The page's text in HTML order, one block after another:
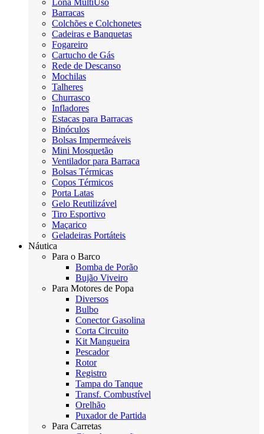
Lona MultiUso
Barracas
Colchões e Colchonetes
Cadeiras e Banquetas
Fogareiro
Cartucho de Gás
Rede de Descanso
Mochilas
Talheres
Churrasco
Infladores
Estacas para Barracas
Binóculos
Bolsas Impermeáveis
Mini Mosquetão
Ventilador para Barraca
Bolsas Térmicas
Copos Térmicos
Porta Latas
Gelo Reutilizável
Tiro Esportivo
Maçarico
Geladeiras Portáteis
Náutica
Para o Barco
Bomba de Porão
Bujão Viveiro
Para Motores de Popa
Diversos
Bulbo
Conector Gasolina
Corta Circuito
Kit Mangueira
Pescador
Rotor
Registro
Tampa do Tanque
Transf. Combustível
Orelhão
Puxador de Partida
Para Carretas